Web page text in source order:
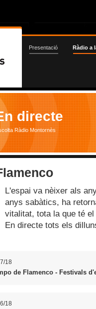
Presentació Ràdio a
directe
Ràdio Montornès
L'espai va nèixer als
anys sabàtics, ha
vitalitat, tota la que té
En directe tots els
18
de Flamenco - Festivals
18